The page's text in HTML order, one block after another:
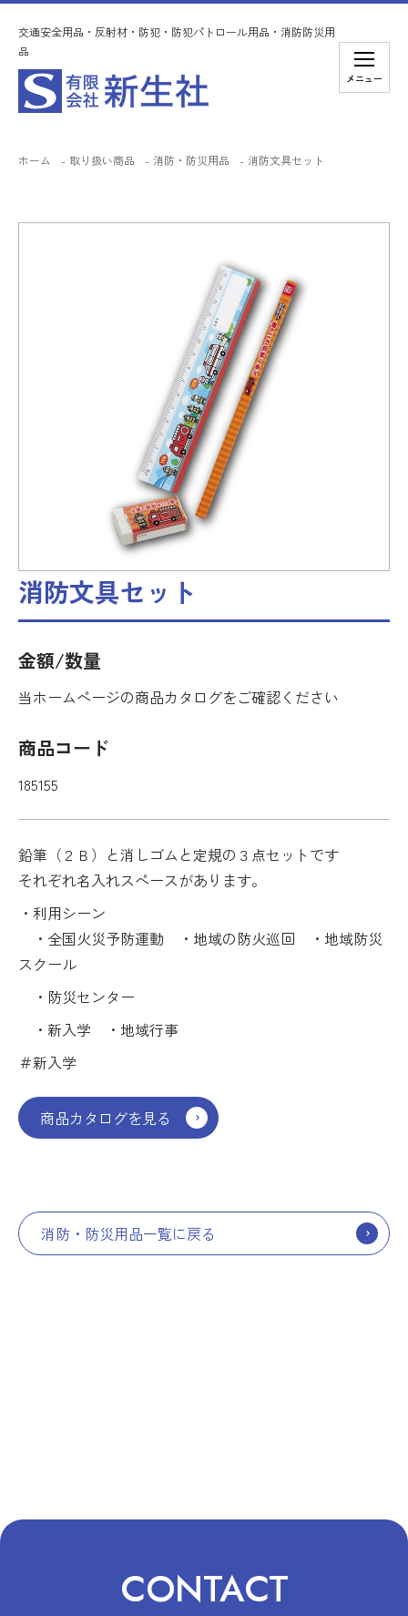
交通安全用品・反射材・防犯・防犯パトロール用品・消防防災用
品
メニュー
ホーム 取り扱い商品 消防・防災用品 消防文具セット
消防文具セット
金額/数量
当ホームページの商品カタログをご確認ください
商品コード
185155
鉛筆（２Ｂ）と消しゴムと定規の３点セットです
それぞれ名入れスペースがあります。
・利用シーン
・全国火災予防運動 ・地域の防火巡回 ・地域防災
スクール
・防災センター
・新入学 ・地域行事
＃新入学
商品カタログを見る
消防・防災用品一覧に戻る
CONTACT